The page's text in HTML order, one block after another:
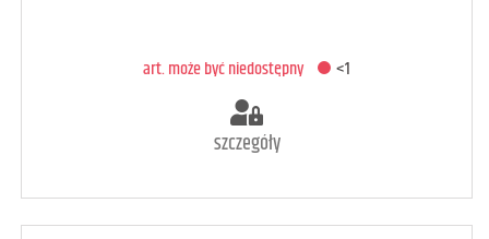
art. może być niedostępny <1
szczegóły